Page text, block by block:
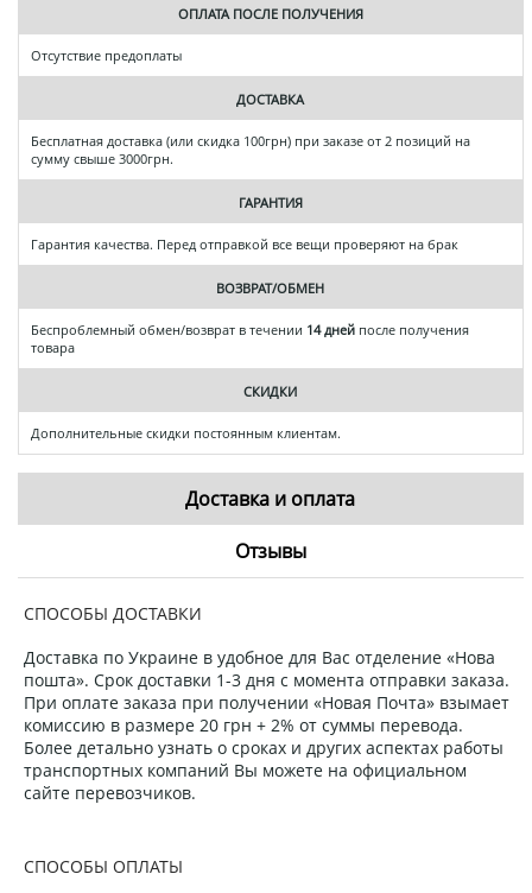
ОПЛАТА ПОСЛЕ ПОЛУЧЕНИЯ
Отсутствие предоплаты
ДОСТАВКА
Бесплатная доставка (или скидка 100грн) при заказе от 2 позиций на
сумму свыше 3000грн.
ГАРАНТИЯ
Гарантия качества. Перед отправкой все вещи проверяют на брак
ВОЗВРАТ/ОБМЕН
Беспроблемный обмен/возврат в течении 14 дней после получения
товара
СКИДКИ
Дополнительные скидки постоянным клиентам.
Доставка и оплата
Отзывы
СПОСОБЫ ДОСТАВКИ
Доставка по Украине в удобное для Вас отделение «Нова
пошта». Срок доставки 1-3 дня с момента отправки заказа.
При оплате заказа при получении «Новая Почта» взымает
комиссию в размере 20 грн + 2% от суммы перевода.
Более детально узнать о сроках и других аспектах работы
транспортных компаний Вы можете на официальном
сайте перевозчиков.
СПОСОБЫ ОПЛАТЫ